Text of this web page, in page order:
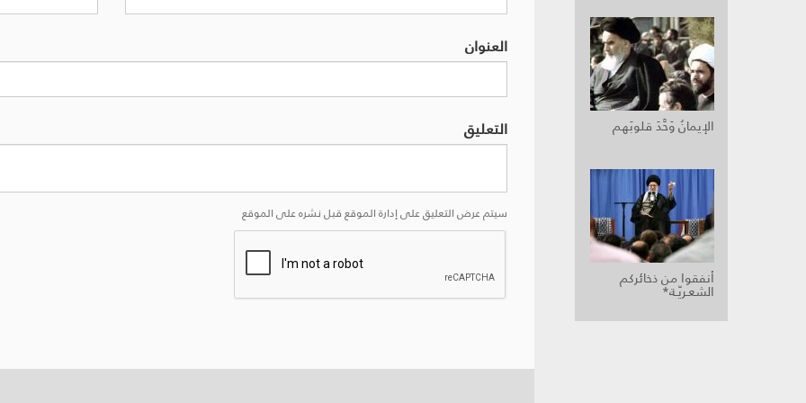
الإيمانُ وَحَّدَ قلوبَهم
أنفقوا من ذخائركم
الشعـريّـة*
العنوان
التعليق
سيتم عرض التعليق على إدارة الموقع قبل نشره على الموقع